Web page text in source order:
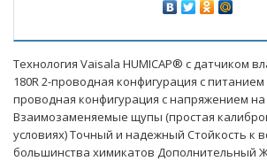
Технология Vaisala HUMICAP® с датчиком
180R 2-проводная конфигурация с
проводная конфигурация с напряжением
Взаимозаменяемые щупы (простая
условиях) Точный и надежный Стойкость к
большинства химикатов Дополнительный